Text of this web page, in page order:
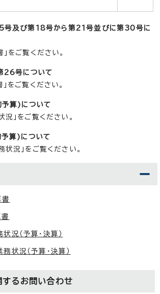
号及び第18号から第21号並びに第30号に
をご覧ください。
26号について
をご覧ください。
算)について
況」をご覧ください。
算)について
状況」をご覧ください。
況（予算・決算）
状況（予算・決算）
する お問い合わせ